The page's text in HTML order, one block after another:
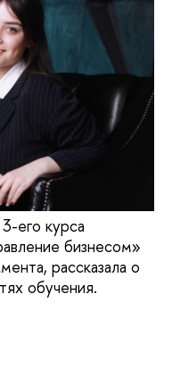
его курса
бизнесом»
рассказала о
обучения.